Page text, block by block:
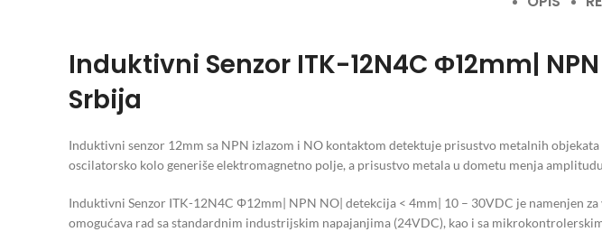
Induktivni Senzor ITK-12N4C Φ12mm|
Srbija
Induktivni senzor 12mm sa NPN izlazom i NO kontaktom detektuje prisustvo metalnih
oscilatorsko kolo generiše elektromagnetno polje, a prisustvo metala u dometu menja
Induktivni Senzor ITK-12N4C Φ12mm| NPN NO| detekcija < 4mm| 10 – 30VDC je namenjen
omogućava rad sa standardnim industrijskim napajanjima (24VDC), kao i sa